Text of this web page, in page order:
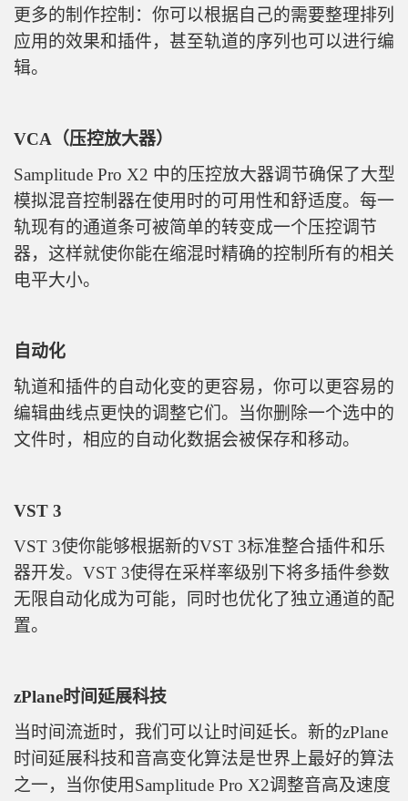
更多的制作控制：你可以根据自己的需要整理排列
应用的效果和插件，甚至轨道的序列也可以进行编
辑。
VCA（压控放大器）
Samplitude Pro X2 中的压控放大器调节确保了大型
模拟混音控制器在使用时的可用性和舒适度。每一
轨现有的通道条可被简单的转变成一个压控调节
器，这样就使你能在缩混时精确的控制所有的相关
电平大小。
自动化
轨道和插件的自动化变的更容易，你可以更容易的
编辑曲线点更快的调整它们。当你删除一个选中的
文件时，相应的自动化数据会被保存和移动。
VST 3
VST 3使你能够根据新的VST 3标准整合插件和乐
器开发。VST 3使得在采样率级别下将多插件参数
无限自动化成为可能，同时也优化了独立通道的配
置。
zPlane时间延展科技
当时间流逝时，我们可以让时间延长。新的zPlane
时间延展科技和音高变化算法是世界上最好的算法
之一，当你使用Samplitude Pro X2调整音高及速度